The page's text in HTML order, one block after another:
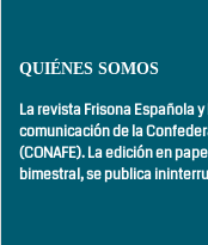
QUIÉNES SOMOS
La revista Frisona Española
comunicación de la
(CONAFE). La edición en
bimestral,se publica